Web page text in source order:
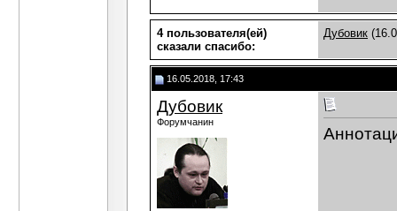
4 пользователя(ей)
сказали cпасибо:
Дубовик
16.05.2018, 17:43
Дубовик
Форумчанин